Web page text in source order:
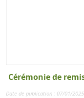
Cérémonie de
Date de publication : 07/01/